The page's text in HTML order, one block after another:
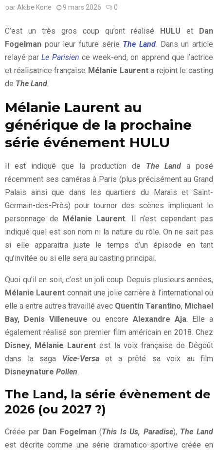
par Akibe Kone 9 mars 2026 0
C’est un très gros coup qu’ont réalisé HULU et Dan
Fogelman pour leur future série The Land . Dans un article
relayé parLe Parisien ce week-end, on apprend que l’actrice
et réalisatrice française Mélanie Laurenta rejoint le casting
de The Land
Mélanie Laurent au
générique de la prochaine
série événement HULU
Il est indiqué que la production de The Land a posé
récemment ses caméras à Paris (plus précisément au Grand
Palais ainsi que dans les quartiers du Marais et Saint-
Germain-des-Près) pour tourner des scènes impliquant le
personnage de Mélanie Laurent . Il n’est cependant pas
indiqué quel est son nom ni la nature du rôle. On ne sait pas
si elle apparaitra juste le temps d’un épisode en tant
qu’invitée ou si elle sera au casting principal.
Quoi qu’il en soit, c’est un joli coup. Depuis plusieurs années,
Mélanie Laurent connait une jolie carrière à l’international où
elle a entre autres travaillé avec Quentin Tarantino, Michael
Bay, Denis Villeneuve ou encore Alexandre Aja . Elle a
également réalisé son premier film américain en 2018. Chez
Disney, Mélanie Laurent est la voix française de Dégoût
dans la saga Vice-Versaet a prêté sa voix au film
Disneynature Pollen
The Land, la série évènement de
2026 (ou 2027 ?)
Créée par Dan Fogelman(This Is Us, Paradise), The Land
est décrite comme une série dramatico-sportive créée en